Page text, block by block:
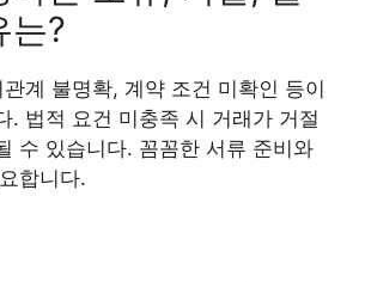
는?
계 불명확, 계약 조건 미확인 등이
. 법적 요건 미충족 시 거래가 거절
수 있습니다. 꼼꼼한 서류 준비와
합니다.